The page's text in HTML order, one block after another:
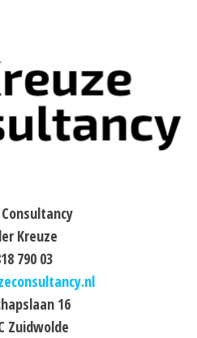
Kreuze
790 03
16
Zuidwolde